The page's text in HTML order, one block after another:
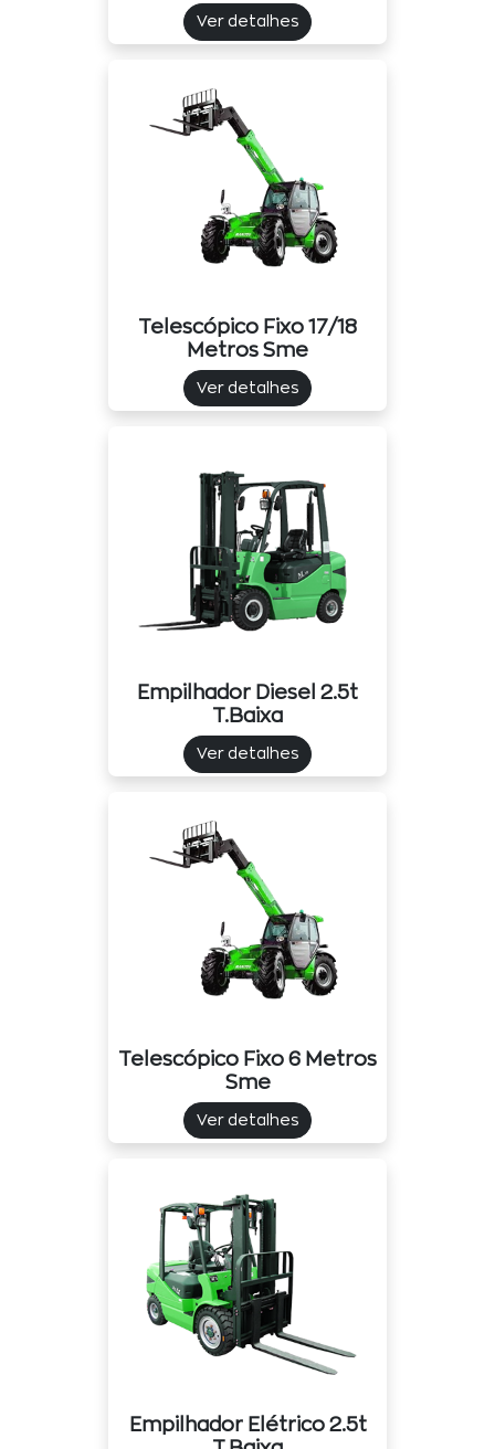
Ver detalhes
Telescópico Fixo 17/18
Metros Sme
Ver detalhes
Empilhador Diesel 2.5t
T.baixa
Ver detalhes
Telescópico Fixo 6 Metros
Sme
Ver detalhes
Empilhador Elétrico 2.5t